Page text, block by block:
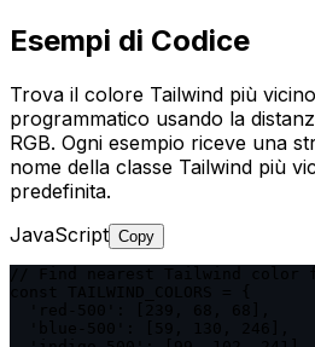
Esempi di Codice
Trova il colore Tailwind più
programmatico usando la
RGB. Ogni esempio riceve una
nome della classe Tailwind più
predefinita.
JavaScript Copy